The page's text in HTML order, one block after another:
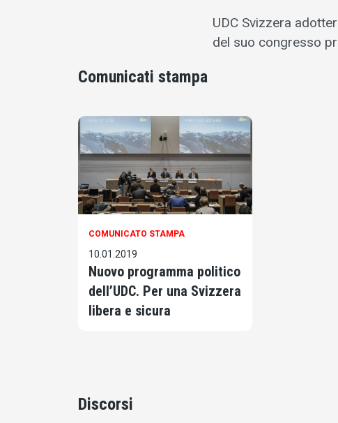
UDC Svizzera
del suo congresso
Comunicati stampa
COMUNICATO STAMPA
10.01.2019
Nuovo programma politico
dell’UDC. Per una Svizzera
libera e sicura
Discorsi